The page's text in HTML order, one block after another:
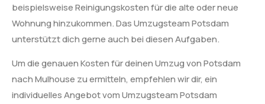
beispielsweise Reinigungskosten für die alte oder neue
Wohnung hinzukommen. Das Umzugsteam Potsdam
unterstützt dich gerne auch bei diesen Aufgaben.
Um die genauen Kosten für deinen Umzug von Potsdam
nach Mulhouse zu ermitteln, empfehlen wir dir, ein
individuelles Angebot vom Umzugsteam Potsdam